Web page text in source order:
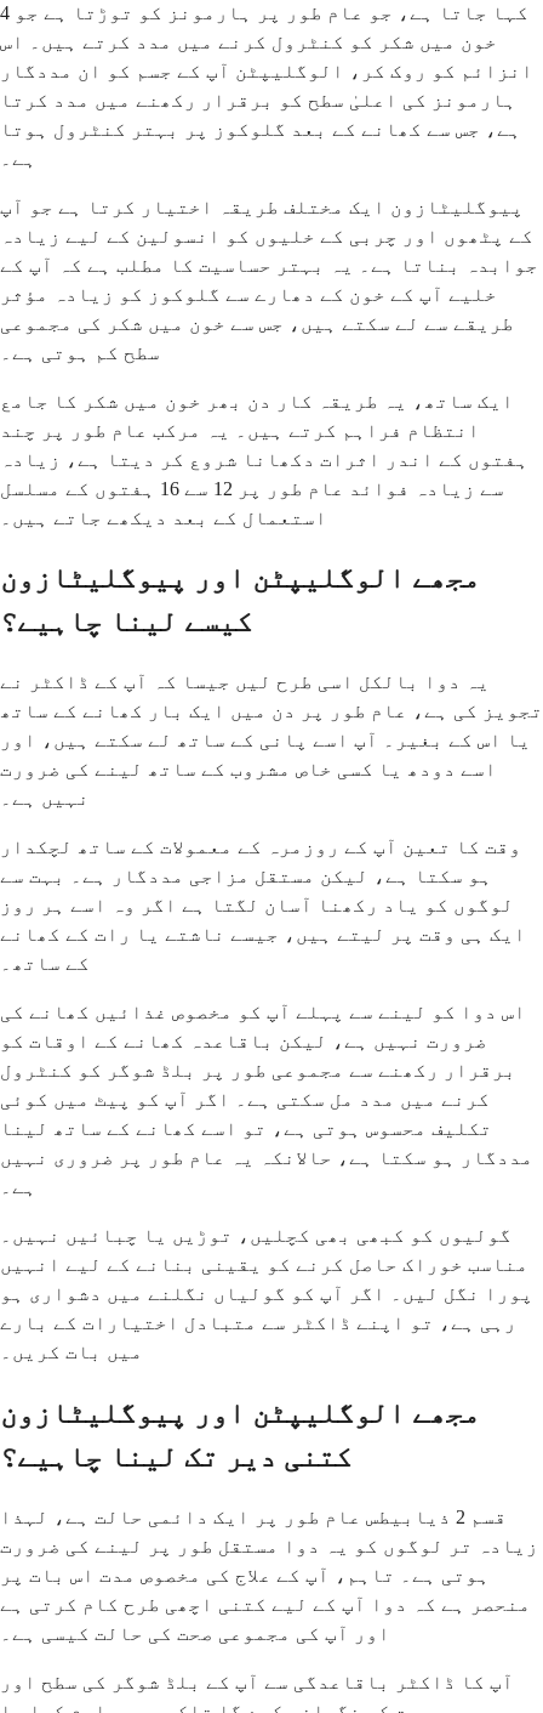
4 کہا جاتا ہے، جو عام طور پر ہارمونز کو توڑتا ہے جو
خون میں شکر کو کنٹرول کرنے میں مدد کرتے ہیں۔ اس
انزائم کو روک کر، الوگلیپٹن آپ کے جسم کو ان مددگار
ہارمونز کی اعلیٰ سطح کو برقرار رکھنے میں مدد کرتا
ہے، جس سے کھانے کے بعد گلوکوز پر بہتر کنٹرول ہوتا
ہے۔
پیوگلیٹازون ایک مختلف طریقہ اختیار کرتا ہے جو آپ
کے پٹھوں اور چربی کے خلیوں کو انسولین کے لیے زیادہ
جوابدہ بناتا ہے۔ یہ بہتر حساسیت کا مطلب ہے کہ آپ کے
خلیے آپ کے خون کے دھارے سے گلوکوز کو زیادہ مؤثر
طریقے سے لے سکتے ہیں، جس سے خون میں شکر کی مجموعی
سطح کم ہوتی ہے۔
ایک ساتھ، یہ طریقہ کار دن بھر خون میں شکر کا جامع
انتظام فراہم کرتے ہیں۔ یہ مرکب عام طور پر چند
ہفتوں کے اندر اثرات دکھانا شروع کر دیتا ہے، زیادہ
سے زیادہ فوائد عام طور پر 12 سے 16 ہفتوں کے مسلسل
استعمال کے بعد دیکھے جاتے ہیں۔
مجھے الوگلیپٹن اور پیوگلیٹازون
کیسے لینا چاہیے؟
یہ دوا بالکل اسی طرح لیں جیسا کہ آپ کے ڈاکٹر نے
تجویز کی ہے، عام طور پر دن میں ایک بار کھانے کے ساتھ
یا اس کے بغیر۔ آپ اسے پانی کے ساتھ لے سکتے ہیں، اور
اسے دودھ یا کسی خاص مشروب کے ساتھ لینے کی ضرورت
نہیں ہے۔
وقت کا تعین آپ کے روزمرہ کے معمولات کے ساتھ لچکدار
ہو سکتا ہے، لیکن مستقل مزاجی مددگار ہے۔ بہت سے
لوگوں کو یاد رکھنا آسان لگتا ہے اگر وہ اسے ہر روز
ایک ہی وقت پر لیتے ہیں، جیسے ناشتے یا رات کے کھانے
کے ساتھ۔
اس دوا کو لینے سے پہلے آپ کو مخصوص غذائیں کھانے کی
ضرورت نہیں ہے، لیکن باقاعدہ کھانے کے اوقات کو
برقرار رکھنے سے مجموعی طور پر بلڈ شوگر کو کنٹرول
کرنے میں مدد مل سکتی ہے۔ اگر آپ کو پیٹ میں کوئی
تکلیف محسوس ہوتی ہے، تو اسے کھانے کے ساتھ لینا
مددگار ہو سکتا ہے، حالانکہ یہ عام طور پر ضروری نہیں
ہے۔
گولیوں کو کبھی بھی کچلیں، توڑیں یا چبائیں نہیں۔
مناسب خوراک حاصل کرنے کو یقینی بنانے کے لیے انہیں
پورا نگل لیں۔ اگر آپ کو گولیاں نگلنے میں دشواری ہو
رہی ہے، تو اپنے ڈاکٹر سے متبادل اختیارات کے بارے
میں بات کریں۔
مجھے الوگلیپٹن اور پیوگلیٹازون
کتنی دیر تک لینا چاہیے؟
قسم 2 ذیابیطس عام طور پر ایک دائمی حالت ہے، لہذا
زیادہ تر لوگوں کو یہ دوا مستقل طور پر لینے کی ضرورت
ہوتی ہے۔ تاہم، آپ کے علاج کی مخصوص مدت اس بات پر
منحصر ہے کہ دوا آپ کے لیے کتنی اچھی طرح کام کرتی ہے
اور آپ کی مجموعی صحت کی حالت کیسی ہے۔
آپ کا ڈاکٹر باقاعدگی سے آپ کے بلڈ شوگر کی سطح اور